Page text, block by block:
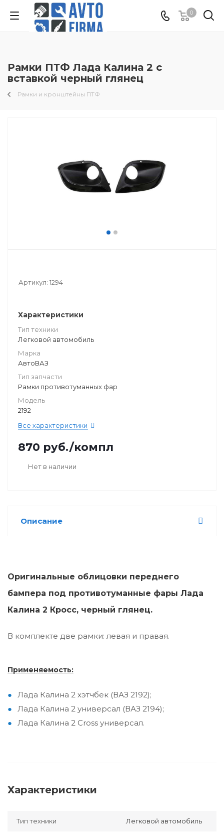
0
Рамки ПТФ Лада Калина 2 с
вставкой черный глянец
Рамки и кронштейны ПТФ
Артикул: 1294
Характеристики
Тип техники
Легковой автомобиль
Марка
АвтоВАЗ
Тип запчасти
Рамки противотуманных фар
Модель
2192
Все характеристики
870 руб./компл
Нет в наличии
Описание
Оригинальные облицовки переднего
бампера под противотуманные фары Лада
Калина 2 Кросс, черный глянец.
В комплекте две рамки: левая и правая.
Применяемость:
Лада Калина 2 хэтчбек (ВАЗ 2192);
Лада Калина 2 универсал (ВАЗ 2194);
Лада Калина 2 Cross универсал.
Характеристики
Тип техники Легковой автомобиль